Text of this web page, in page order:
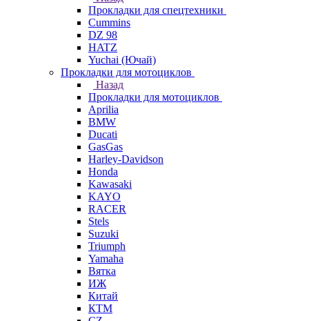
Прокладки для спецтехники
Cummins
DZ 98
HATZ
Yuchai (Ючай)
Прокладки для мотоциклов
Назад
Прокладки для мотоциклов
Aprilia
BMW
Ducati
GasGas
Harley-Davidson
Honda
Kawasaki
KAYO
RACER
Stels
Suzuki
Triumph
Yamaha
Вятка
ИЖ
Китай
КТМ